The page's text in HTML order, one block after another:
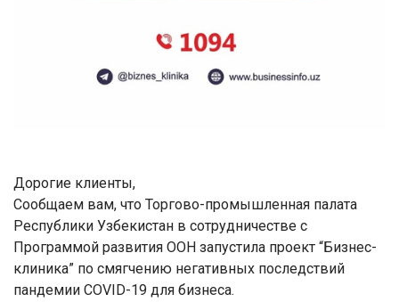
Дорогие клиенты,
Сообщаем вам, что Торгово-промышленная палата
Республики Узбекистан в сотрудничестве с
Программой развития ООН запустила проект “Бизнес-
клиника” по смягчению негативных последствий
пандемии COVID-19 для бизнеса.